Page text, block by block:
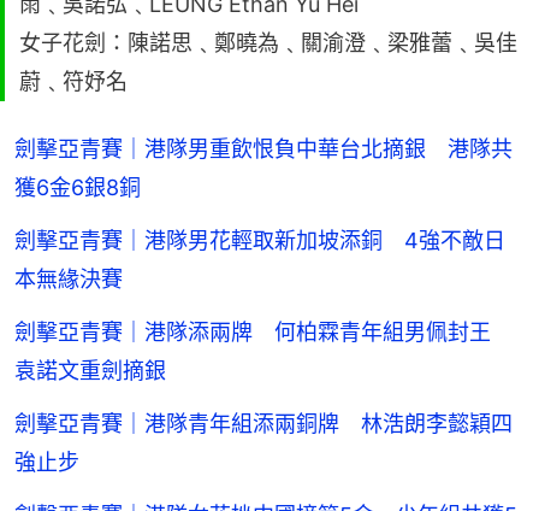
女子花劍：陳諾思﹑鄭曉為﹑關渝澄﹑梁雅蕾﹑吳佳
蔚﹑符妤名
劍擊亞青賽｜港隊男重飲恨負中華台北摘銀 港隊共
獲6金6銀8銅
劍擊亞青賽｜港隊男花輕取新加坡添銅 4強不敵日
本無緣決賽
劍擊亞青賽｜港隊添兩牌 何柏霖青年組男佩封王
袁諾文重劍摘銀
劍擊亞青賽｜港隊青年組添兩銅牌 林浩朗李懿穎四
強止步